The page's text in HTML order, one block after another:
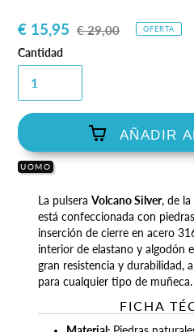
Precio
de
€ 15,95 Precio
€ 29,00 OFERTA
Cantidad
AÑADIR
UOMO
producto
carrito
compra
La pulsera Volcano Silver, de
está confeccionada con
inserción de cierre en acero
interior de elastano y algodón
gran resistencia y durabilidad,
para cualquier tipo de muñeca.
FICHA